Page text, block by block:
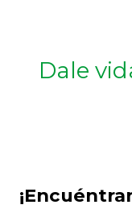
Dale